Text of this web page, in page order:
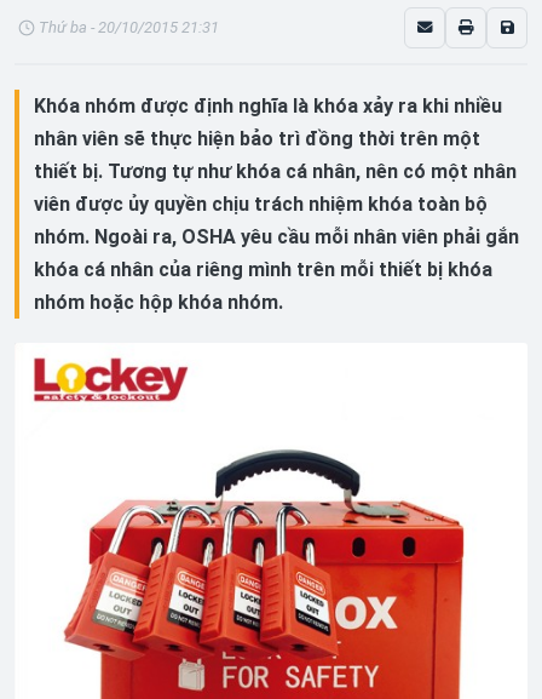
Thứ ba - 20/10/2015 21:31
Khóa nhóm được định nghĩa là khóa xảy ra khi nhiều
nhân viên sẽ thực hiện bảo trì đồng thời trên một
thiết bị. Tương tự như khóa cá nhân, nên có một nhân
viên được ủy quyền chịu trách nhiệm khóa toàn bộ
nhóm. Ngoài ra, OSHA yêu cầu mỗi nhân viên phải gắn
khóa cá nhân của riêng mình trên mỗi thiết bị khóa
nhóm hoặc hộp khóa nhóm.